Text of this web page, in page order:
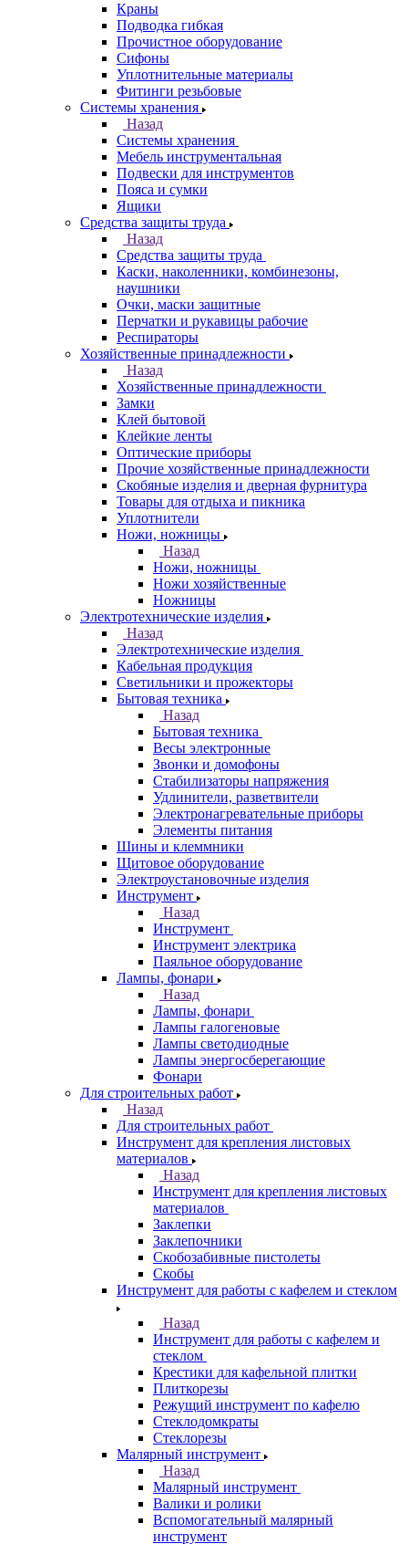
Краны
Подводка гибкая
Прочистное оборудование
Сифоны
Уплотнительные материалы
Фитинги резьбовые
Системы хранения
Назад
Системы хранения
Мебель инструментальная
Подвески для инструментов
Пояса и сумки
Ящики
Средства защиты труда
Назад
Средства защиты труда
Каски, наколенники, комбинезоны,
наушники
Очки, маски защитные
Перчатки и рукавицы рабочие
Респираторы
Хозяйственные принадлежности
Назад
Хозяйственные принадлежности
Замки
Клей бытовой
Клейкие ленты
Оптические приборы
Прочие хозяйственные принадлежности
Скобяные изделия и дверная фурнитура
Товары для отдыха и пикника
Уплотнители
Ножи, ножницы
Назад
Ножи, ножницы
Ножи хозяйственные
Ножницы
Электротехнические изделия
Назад
Электротехнические изделия
Кабельная продукция
Светильники и прожекторы
Бытовая техника
Назад
Бытовая техника
Весы электронные
Звонки и домофоны
Стабилизаторы напряжения
Удлинители, разветвители
Электронагревательные приборы
Элементы питания
Шины и клеммники
Щитовое оборудование
Электроустановочные изделия
Инструмент
Назад
Инструмент
Инструмент электрика
Паяльное оборудование
Лампы, фонари
Назад
Лампы, фонари
Лампы галогеновые
Лампы светодиодные
Лампы энергосберегающие
Фонари
Для строительных работ
Назад
Для строительных работ
Инструмент для крепления листовых
материалов
Назад
Инструмент для крепления листовых
материалов
Заклепки
Заклепочники
Скобозабивные пистолеты
Скобы
Инструмент для работы с кафелем и стеклом
Назад
Инструмент для работы с кафелем и
стеклом
Крестики для кафельной плитки
Плиткорезы
Режущий инструмент по кафелю
Стеклодомкраты
Стеклорезы
Малярный инструмент
Назад
Малярный инструмент
Валики и ролики
Вспомогательный малярный
инструмент